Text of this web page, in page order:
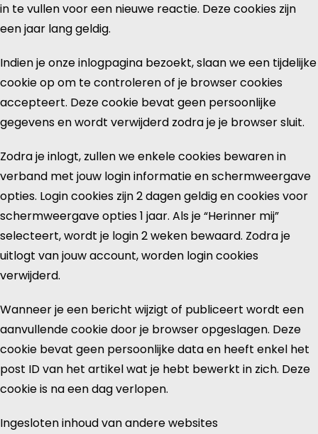
in te vullen voor een nieuwe reactie. Deze cookies zijn
een jaar lang geldig.
Indien je onze inlogpagina bezoekt, slaan we een tijdelijke
cookie op om te controleren of je browser cookies
accepteert. Deze cookie bevat geen persoonlijke
gegevens en wordt verwijderd zodra je je browser sluit.
Zodra je inlogt, zullen we enkele cookies bewaren in
verband met jouw login informatie en schermweergave
opties. Login cookies zijn 2 dagen geldig en cookies voor
schermweergave opties 1 jaar. Als je “Herinner mij”
selecteert, wordt je login 2 weken bewaard. Zodra je
uitlogt van jouw account, worden login cookies
verwijderd.
Wanneer je een bericht wijzigt of publiceert wordt een
aanvullende cookie door je browser opgeslagen. Deze
cookie bevat geen persoonlijke data en heeft enkel het
post ID van het artikel wat je hebt bewerkt in zich. Deze
cookie is na een dag verlopen.
Ingesloten inhoud van andere websites